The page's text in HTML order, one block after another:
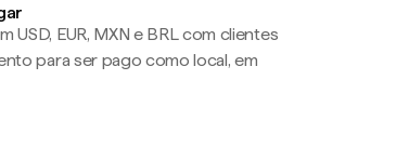
EUR, MXN e BRL com clientes
para ser pago como local, em